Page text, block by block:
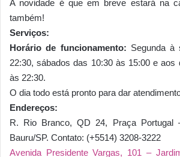
A novidade é que em breve estará na
também!
Serviços:
Horário de funcionamento: Segunda à
22:30, sábados das 10:30 às 15:00 e aos
às 22:30.
O dia todo está pronto para dar
Endereços:
R. Rio Branco, QD 24, Praça Portugal
Bauru/SP. Contato: (+5514) 3208-3222
Avenida Presidente Vargas, 101 –